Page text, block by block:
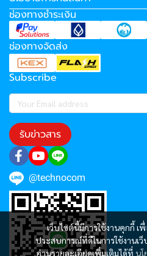
เว็บไซต์นี้มีการใช้งานคุกกี้
ประสบการณ์ที่ดีในการใช้งานเ
อ่านรายละเอียดเพิ่มเติมได้ที่ น
ช่องทางชำระเงิน
ช่องทางจัดส่ง
Subscribe
รับข่าวสาร
@technocom